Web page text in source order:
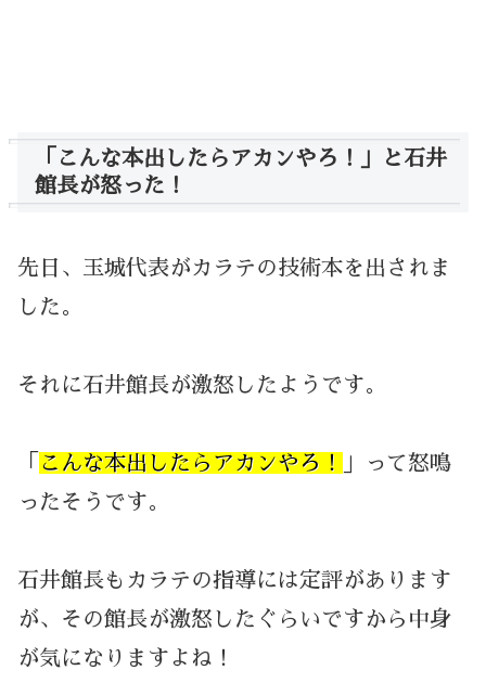
「こんな本出したらアカンやろ！」と石井
館長が怒った！
先日、玉城代表がカラテの技術本を出されま
した。
それに石井館長が激怒したようです。
こんな本出したらアカンやろ！
」って怒鳴
ったそうです。
石井館長もカラテの指導には定評があります
が、その館長が激怒したぐらいですから中身
が気になりますよね！